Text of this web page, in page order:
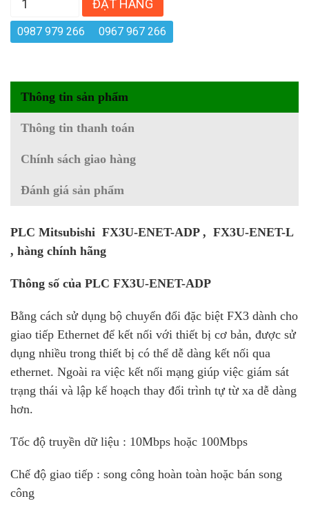
ĐẶT HÀNG
0987 979 266 0967 967 266
Thông tin sản phẩm
Thông tin thanh toán
Chính sách giao hàng
Đánh giá sản phẩm
PLC Mitsubishi FX3U-ENET-ADP , FX3U-ENET-L
, hàng chính hãng
Thông số của PLC FX3U-ENET-ADP
Bằng cách sử dụng bộ chuyển đổi đặc biệt FX3 dành cho
giao tiếp Ethernet để kết nối với thiết bị cơ bản, được sử
dụng nhiều trong thiết bị có thể dễ dàng kết nối qua
ethernet. Ngoài ra việc kết nối mạng giúp việc giám sát
trạng thái và lập kế hoạch thay đổi trình tự từ xa dễ dàng
hơn.
Tốc độ truyền dữ liệu : 10Mbps hoặc 100Mbps
Chế độ giao tiếp : song công hoàn toàn hoặc bán song
công